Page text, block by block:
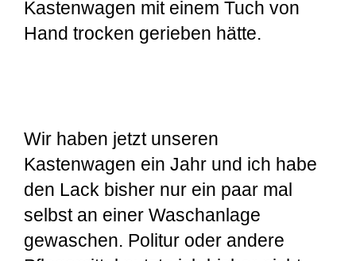
Kastenwagen mit einem Tuch von
Hand trocken gerieben hätte.
Wir haben jetzt unseren
Kastenwagen ein Jahr und ich habe
den Lack bisher nur ein paar mal
selbst an einer Waschanlage
gewaschen. Politur oder andere